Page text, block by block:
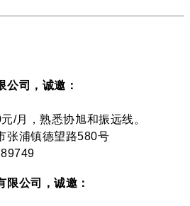
公司，诚邀：
/月，熟悉协旭和振远线。
张浦镇德望路580号
限公司，诚邀：